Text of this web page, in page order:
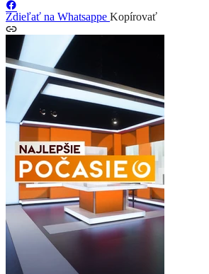
Zdieľať na Whatsappe Kopírovať